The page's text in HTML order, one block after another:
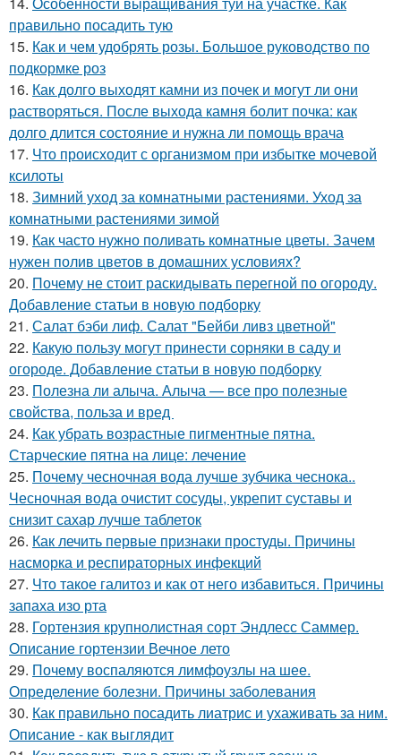
правильно посадить тую
15. Как и чем удобрять розы. Большое руководство по
подкормке роз
16. Как долго выходят камни из почек и могут ли они
растворяться. После выхода камня болит почка: как
долго длится состояние и нужна ли помощь врача
17. Что происходит с организмом при избытке мочевой
ксилоты
18. Зимний уход за комнатными растениями. Уход за
комнатными растениями зимой
19. Как часто нужно поливать комнатные цветы. Зачем
нужен полив цветов в домашних условиях?
20. Почему не стоит раскидывать перегной по огороду.
Добавление статьи в новую подборку
21. Салат бэби лиф. Салат "Бейби ливз цветной"
22. Какую пользу могут принести сорняки в саду и
огороде. Добавление статьи в новую подборку
23. Полезна ли алыча. Алыча — все про полезные
свойства, польза и вред
24. Как убрать возрастные пигментные пятна.
Старческие пятна на лице: лечение
25. Почему чесночная вода лучше зубчика чеснока..
Чесночная вода очистит сосуды, укрепит суставы и
снизит сахар лучше таблеток
26. Как лечить первые признаки простуды. Причины
насморка и респираторных инфекций
27. Что такое галитоз и как от него избавиться. Причины
запаха изо рта
28. Гортензия крупнолистная сорт Эндлесс Саммер.
Описание гортензии Вечное лето
29. Почему воспаляются лимфоузлы на шее.
Определение болезни. Причины заболевания
30. Как правильно посадить лиатрис и ухаживать за ним.
Описание - как выглядит